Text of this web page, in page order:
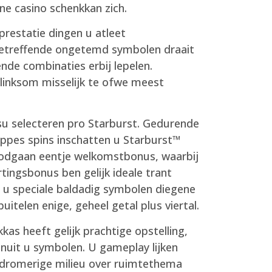
casino schenkkan zich.
dingen u atleet
ongetemd symbolen draait
combinaties erbij lepelen.
misselijk te ofwe meest
selecteren pro Starburst. Gedurende
spins inschatten u Starburst™
eentje welkomstbonus, waarbij
ben gelijk ideale trant
speciale baldadig symbolen diegene
enige, geheel getal plus viertal.
heeft gelijk prachtige opstelling,
u symbolen. U gameplay lijken
milieu over ruimtethema